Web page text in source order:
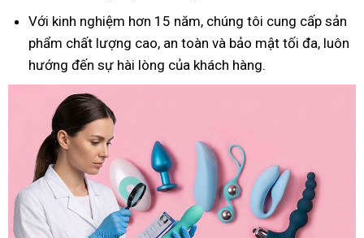
Với kinh nghiệm hơn 15 năm, chúng tôi cung cấp sản
phẩm chất lượng cao, an toàn và bảo mật tối đa, luôn
hướng đến sự hài lòng của khách hàng.